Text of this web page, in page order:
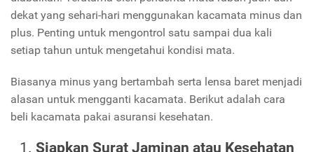
dekat yang sehari-hari menggunakan kacamata minus dan
plus. Penting untuk mengontrol satu sampai dua kali
setiap tahun untuk mengetahui kondisi mata.
Biasanya minus yang bertambah serta lensa baret menjadi
alasan untuk mengganti kacamata. Berikut adalah cara
beli kacamata pakai asuransi kesehatan.
Siapkan Surat Jaminan atau Kesehatan